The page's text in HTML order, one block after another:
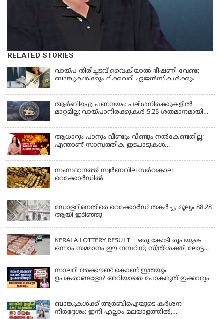
RELATED STORIES
വായ്പ തിരിച്ചടവ് വൈകിയാൽ ഭീഷണി വേണ്ട;
ബാങ്കുകൾക്കും റിക്കവറി ഏജൻസികൾക്കും
ഇഎംഐ മുടങ്ങിയാല്‍ സ്മാര്‍ട്ട് ഫോണ്‍ ലോക്ക്
ആകുമോ? ആര്‍ബിഐയുടെ പുതിയ
നിര്‍ദേശങ്ങള്‍
ആർബിഐ പണനയം: പലിശനിരക്കുകളിൽ
മാറ്റമില്ല; വായ്പാനിരക്കുകൾ 5.25 ശതമാനമായി
ആധാറും പാനും വീണ്ടും വീണ്ടും നൽകേണ്ടതില്ല;
എന്താണ് സാമ്പത്തിക ഇടപാടുകൾ
സംസ്ഥാനത്ത് സ്വര്‍ണവില സര്‍വകാല
റെക്കോര്‍ഡില്‍
ഡോളറിനെതിരെ റെക്കോർഡ് തകർച്ച, മൂല്യം 88.28
ആയി ഇടിഞ്ഞു
KERALA LOTTERY RESULT | ഒരു കോടി രൂപയുടെ
ഒന്നാം സമ്മാനം ഈ നമ്പറിന്; സ്ത്രീശക്തി ലോട്ടറി
സാലറി അക്കൗണ്ട് കൊണ്ട് ഇത്രയും
ഉപകരാങ്ങളോ? അറിയാതെ പോകരുത് ഇക്കാര്യം
ബാങ്കുകൾക്ക് ആർബിഐയുടെ കർശന
നിർദ്ദേശം: ഇനി എല്ലാം മലയാളത്തിൽ,